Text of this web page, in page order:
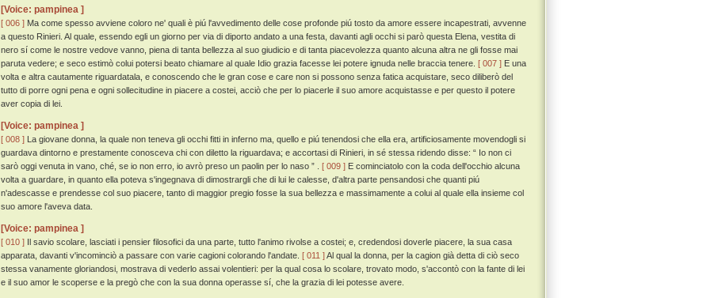
[Voice: pampinea ]
[ 006 ] Ma come spesso avviene coloro ne' quali è piú l'avvedimento delle cose profonde piú tosto da amore essere incapestrati, avvenne
a questo Rinieri. Al quale, essendo egli un giorno per via di diporto andato a una festa, davanti agli occhi si parò questa Elena, vestita di
nero sí come le nostre vedove vanno, piena di tanta bellezza al suo giudicio e di tanta piacevolezza quanto alcuna altra ne gli fosse mai
paruta vedere; e seco estimò colui potersi beato chiamare al quale Idio grazia facesse lei potere ignuda nelle braccia tenere. [ 007 ] E una
volta e altra cautamente riguardatala, e conoscendo che le gran cose e care non si possono senza fatica acquistare, seco diliberò del
tutto di porre ogni pena e ogni sollecitudine in piacere a costei, acciò che per lo piacerle il suo amore acquistasse e per questo il potere
aver copia di lei.
[Voice: pampinea ]
[ 008 ] La giovane donna, la quale non teneva gli occhi fitti in inferno ma, quello e piú tenendosi che ella era, artificiosamente movendogli si
guardava dintorno e prestamente conosceva chi con diletto la riguardava; e accortasi di Rinieri, in sé stessa ridendo disse: “ Io non ci
sarò oggi venuta in vano, ché, se io non erro, io avrò preso un paolin per lo naso ” . [ 009 ] E cominciatolo con la coda dell'occhio alcuna
volta a guardare, in quanto ella poteva s'ingegnava di dimostrargli che di lui le calesse, d'altra parte pensandosi che quanti piú
n'adescasse e prendesse col suo piacere, tanto di maggior pregio fosse la sua bellezza e massimamente a colui al quale ella insieme col
suo amore l'aveva data.
[Voice: pampinea ]
[ 010 ] Il savio scolare, lasciati i pensier filosofici da una parte, tutto l'animo rivolse a costei; e, credendosi doverle piacere, la sua casa
apparata, davanti v'incominciò a passare con varie cagioni colorando l'andate. [ 011 ]Al qual la donna, per la cagion già detta di ciò seco
stessa vanamente gloriandosi, mostrava di vederlo assai volentieri: per la qual cosa lo scolare, trovato modo, s'accontò con la fante di lei
e il suo amor le scoperse e la pregò che con la sua donna operasse sí, che la grazia di lei potesse avere.